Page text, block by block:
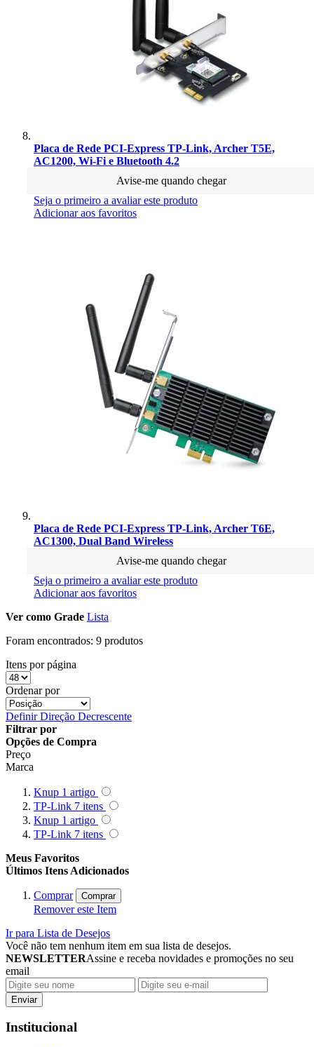
Placa de Rede PCI-Express TP-Link, Archer T5E,
AC1200, Wi-Fi e Bluetooth 4.2
Avise-me quando chegar
Seja o primeiro a avaliar este produto
Adicionar aos favoritos
Placa de Rede PCI-Express TP-Link, Archer T6E,
AC1300, Dual Band Wireless
Avise-me quando chegar
Seja o primeiro a avaliar este produto
Adicionar aos favoritos
Ver como Grade Lista
Foram encontrados: 9 produtos
Itens por página
Ordenar por
Definir Direção Decrescente
Filtrar por
Opções de Compra
Preço
Marca
Knup 1 artigo
TP-Link 7 itens
Knup 1 artigo
TP-Link 7 itens
Meus Favoritos
Últimos Itens Adicionados
Comprar Comprar
Remover este Item
Ir para Lista de Desejos
Você não tem nenhum item em sua lista de desejos.
NEWSLETTERAssine e receba novidades e promoções no seu
email
Enviar
Institucional